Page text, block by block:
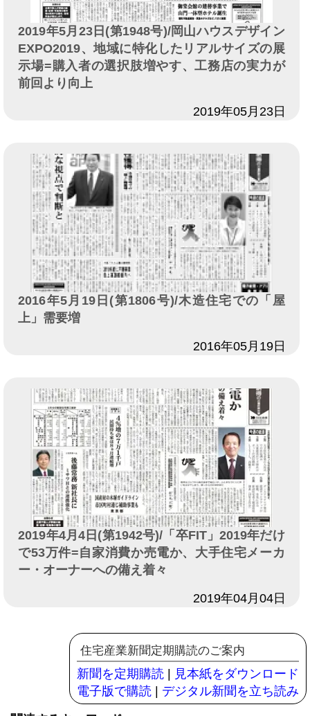
2019年5月23日(第1948号)/岡山ハウスデザイン
EXPO2019、地域に特化したリアルサイズの展
示場=購入者の選択肢増やす、工務店の実力が
前回より向上
2019年05月23日
2016年5月19日(第1806号)/木造住宅での「屋
上」需要増
2016年05月19日
2019年4月4日(第1942号)/「卒FIT」2019年だけ
で53万件=自家消費か売電か、大手住宅メーカ
ー・オーナーへの備え着々
2019年04月04日
住宅産業新聞定期購読のご案内
新聞を定期購読
見本紙をダウンロード
電子版で購読
デジタル新聞を立ち読み